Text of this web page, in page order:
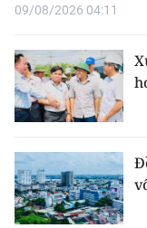
CHƯƠNG TRÌNH
MỘT SẢN PHẨM
RADIO
MEDIA CENTER
09/08/2026 04:11